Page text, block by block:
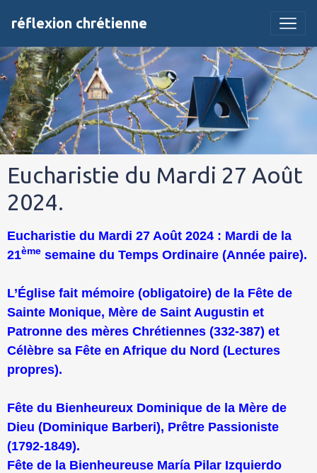
réflexion chrétienne
Eucharistie du Mardi 27 Août
2024.
Eucharistie du Mardi 27 Août 2024 : Mardi de la
21ème semaine du Temps Ordinaire (Année paire).
L’Église fait mémoire (obligatoire) de la Fête de
Sainte Monique, Mère de Saint Augustin et
Patronne des mères Chrétiennes (332-387) et
Célèbre sa Fête en Afrique du Nord (Lectures
propres).
Fête du Bienheureux Dominique de la Mère de
Dieu (Dominique Barberi), Prêtre Passioniste
(1792-1849).
Fête de la Bienheureuse María Pilar Izquierdo